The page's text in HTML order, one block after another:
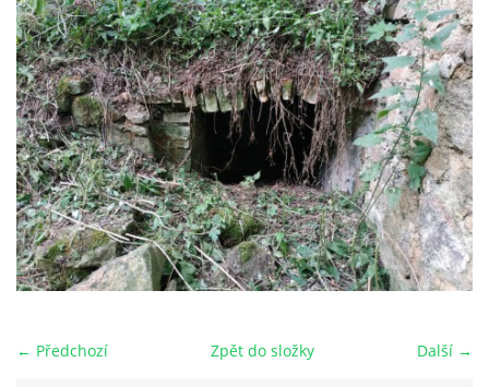
FOTOALBUM
© 2026 eStránky.cz |RSS
← Předchozí Další →
Zpět do složky